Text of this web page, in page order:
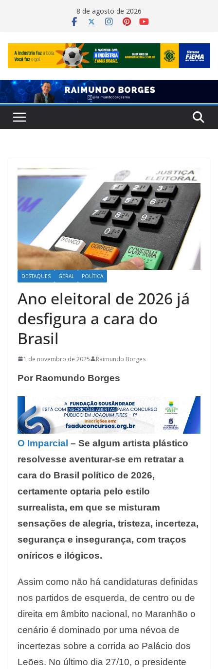
8 de agosto de 2026
DESTAQUES GERAL POLÍTICA
Ano eleitoral de 2026 já
desfigura a cara do
Brasil
1 de novembro de 2025 Raimundo Borges
Por Raomundo Borges
O Imparcial – Se algum artista plástico
resolvesse aventurar-se em retratar a
cara do Brasil político de 2026,
certamente optaria pelo estilo
surrealista, em que se misturam
sensações de alegria, tristeza, incerteza,
segurança e insegurança, com traços
oníricos e ilógicos.
Assim como não há candidaturas definidas
nos partidos de esquerda, de centro ou de
direita em âmbito nacional, no Maranhão o
cenário é dominado por uma névoa de
incertezas sobre a corrida ao Palácio dos
Leões. No último dia 27/10, o presidente